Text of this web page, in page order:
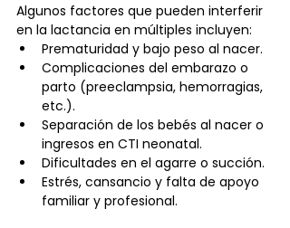
Algunos factores que pueden interferir
en la lactancia en múltiples incluyen:
Prematuridad y bajo peso al nacer.
Complicaciones del embarazo o
parto (preeclampsia, hemorragias,
etc.).
Separación de los bebés al nacer o
ingresos en CTI neonatal.
Dificultades en el agarre o succión.
Estrés, cansancio y falta de apoyo
familiar y profesional.